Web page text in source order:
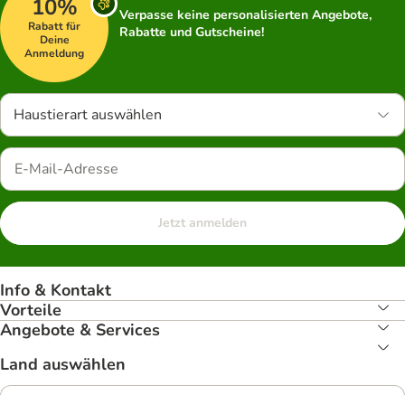
10%
Rabatt für
Deine
Anmeldung
Verpasse keine personalisierten Angebote,
Rabatte und Gutscheine!
Haustierart auswählen
Jetzt anmelden
Info & Kontakt
Vorteile
Angebote & Services
Land auswählen